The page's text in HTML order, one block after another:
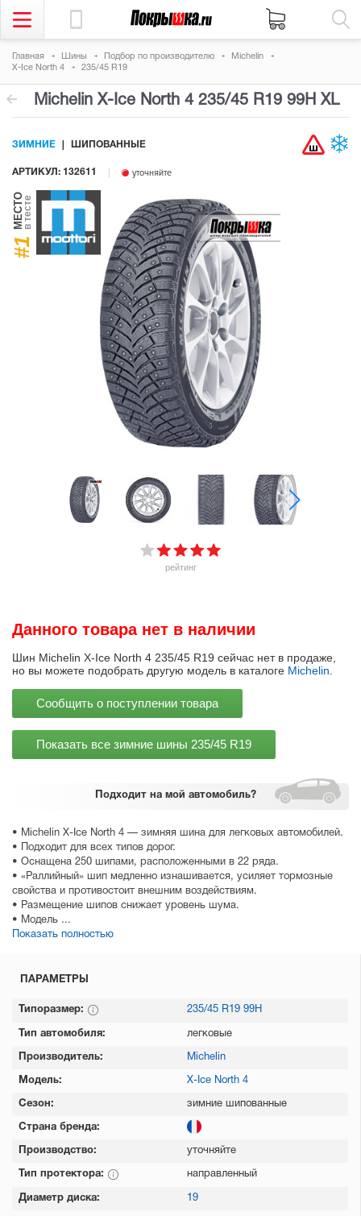
Главная Шины Подбор по производителю
Michelin
X-Ice North 4
235/45 R19
Michelin X-Ice North 4 235/45 R19 99H XL
рейтинг
АРТИКУЛ: 132611 уточняйте
ЗИМНИЕ ШИПОВАННЫЕ
#1
МЕСТОв тесте
Подходит на мой автомобиль?
• Michelin X-Ice North 4 — зимняя шина для легковых автомобилей.
• Подходит для всех типов дорог.
• Оснащена 250 шипами, расположенными в 22 ряда.
• «Раллийный» шип медленно изнашивается, усиляет тормозные
свойства и противостоит внешним воздействиям.
• Размещение шипов снижает уровень шума.
• Модель ...
Показать полностью
Данного товара нет в наличии
Шин Michelin X-Ice North 4 235/45 R19 сейчас нет в продаже,
но вы можете подобрать другую модель в каталоге Michelin
Сообщить о поступлении товара
Показать все зимние шины 235/45 R19
ПАРАМЕТРЫ
Типоразмер: 235/45 R19 99H
Тип автомобиля: легковые
Производитель: Michelin
Модель: X-Ice North 4
Сезон: зимние шипованные
Страна бренда:
Производство: уточняйте
Тип протектора: направленный
Диаметр диска: 19